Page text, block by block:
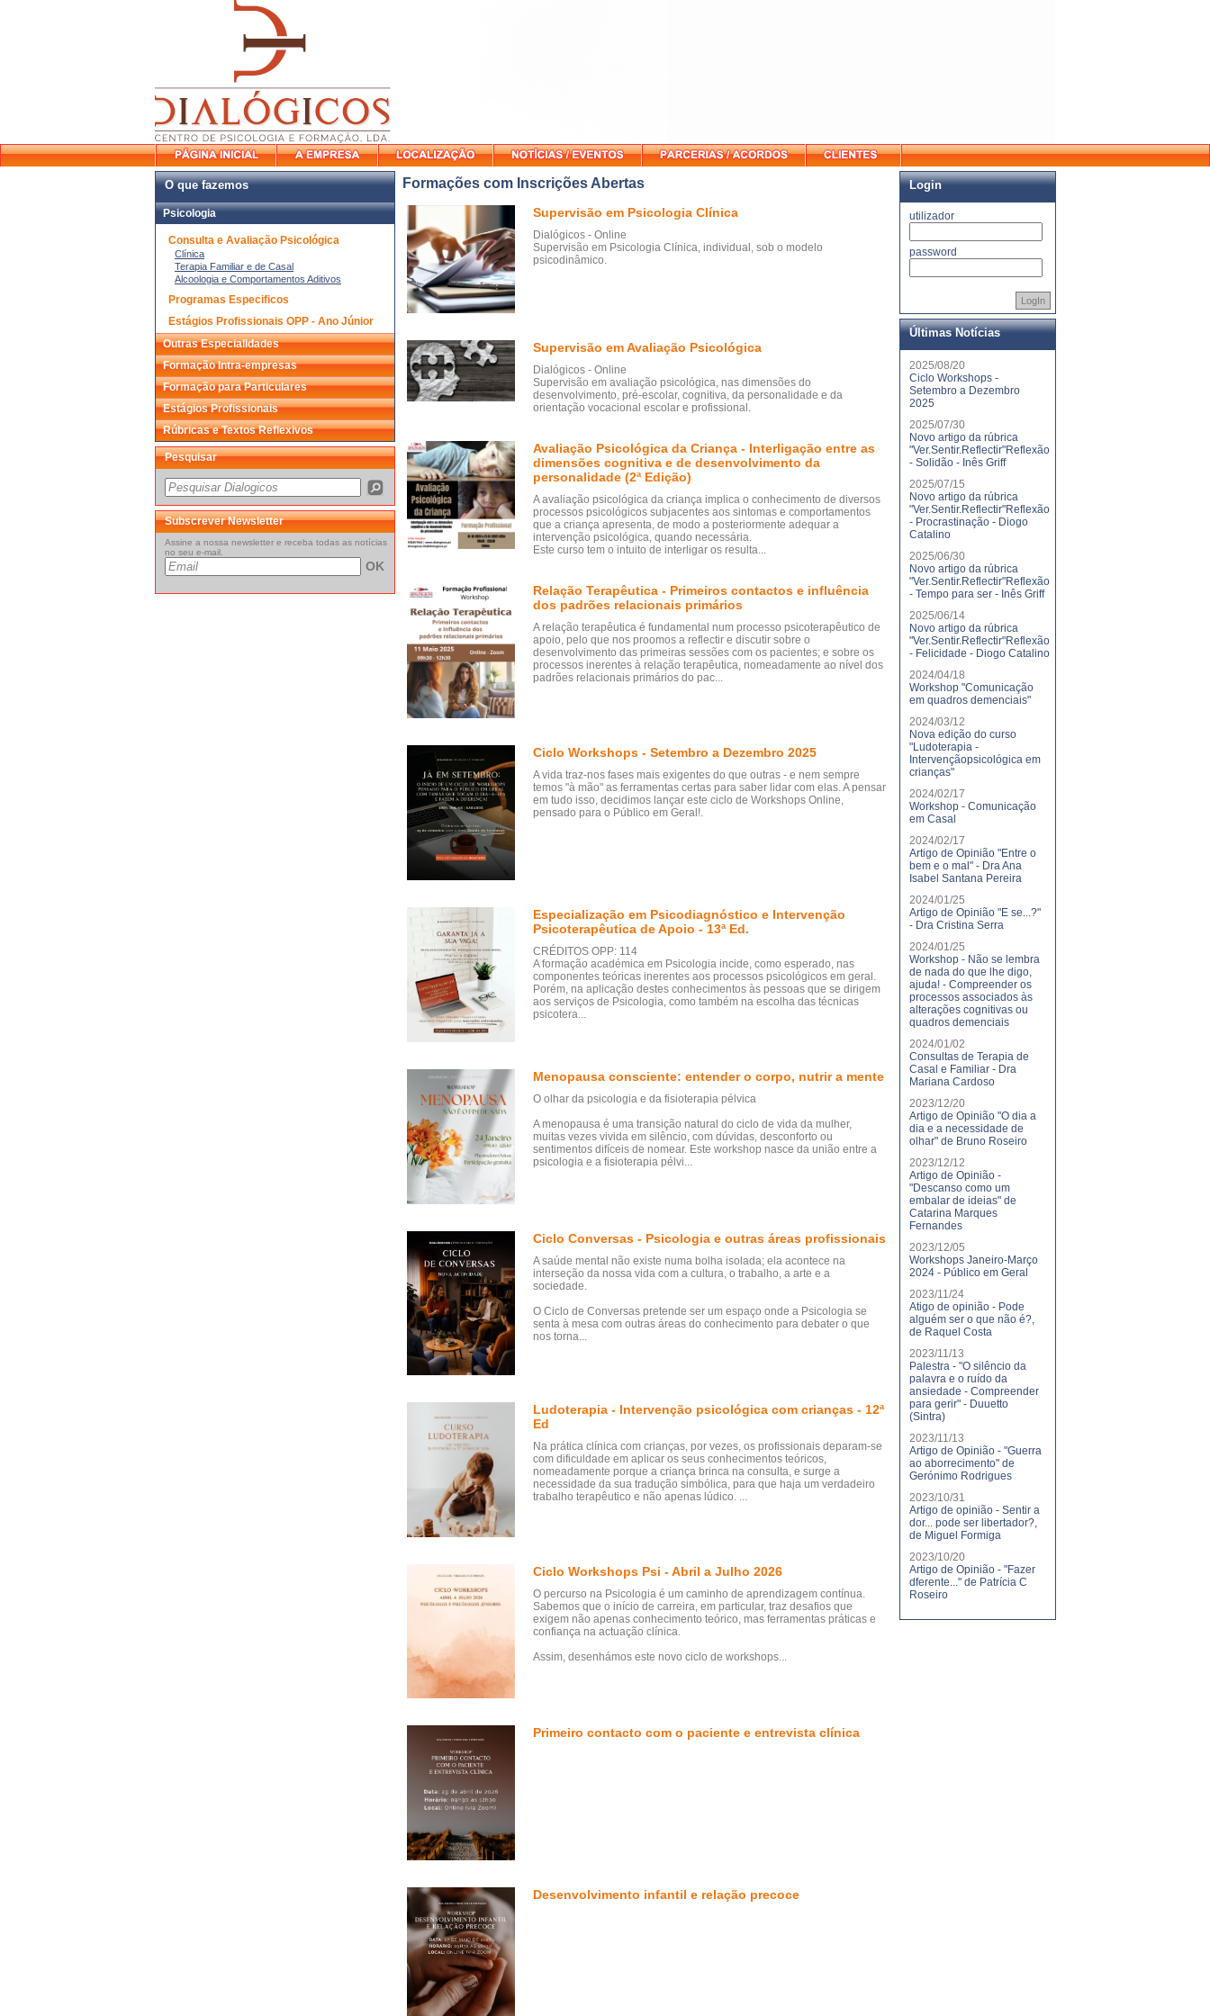
O que fazemos
Psicologia
Consulta e Avaliação Psicológica
Clínica
Terapia Familiar e de Casal
Alcoologia e Comportamentos Aditivos
Programas Especificos
Estágios Profissionais OPP - Ano Júnior
Outras Especialidades
Formação Intra-empresas
Formação para Particulares
Estágios Profissionais
Rúbricas e Textos Reflexivos
Pesquisar
Subscrever Newsletter
Assine a nossa newsletter e receba todas as notícias
no seu e-mail.
OK
Formações com Inscrições Abertas
Supervisão em Psicologia Clínica
Dialógicos - Online
Supervisão em Psicologia Clínica, individual, sob o modelo
psicodinâmico.
Supervisão em Avaliação Psicológica
Dialógicos - Online
Supervisão em avaliação psicológica, nas dimensões do
desenvolvimento, pré-escolar, cognitiva, da personalidade e da
orientação vocacional escolar e profissional.
Avaliação Psicológica da Criança - Interligação entre as
dimensões cognitiva e de desenvolvimento da
personalidade (2ª Edição)
A avaliação psicológica da criança implica o conhecimento de diversos
processos psicológicos subjacentes aos sintomas e comportamentos
que a criança apresenta, de modo a posteriormente adequar a
intervenção psicológica, quando necessária.
Este curso tem o intuito de interligar os resulta...
Relação Terapêutica - Primeiros contactos e influência
dos padrões relacionais primários
A relação terapêutica é fundamental num processo psicoterapêutico de
apoio, pelo que nos proomos a reflectir e discutir sobre o
desenvolvimento das primeiras sessões com os pacientes; e sobre os
processos inerentes à relação terapêutica, nomeadamente ao nível dos
padrões relacionais primários do pac...
Ciclo Workshops - Setembro a Dezembro 2025
A vida traz-nos fases mais exigentes do que outras - e nem sempre
temos "à mão" as ferramentas certas para saber lidar com elas. A pensar
em tudo isso, decidimos lançar este ciclo de Workshops Online,
pensado para o Público em Geral!.
Especialização em Psicodiagnóstico e Intervenção
Psicoterapêutica de Apoio - 13ª Ed.
CRÉDITOS OPP: 114
A formação académica em Psicologia incide, como esperado, nas
componentes teóricas inerentes aos processos psicológicos em geral.
Porém, na aplicação destes conhecimentos às pessoas que se dirigem
aos serviços de Psicologia, como também na escolha das técnicas
psicotera...
Menopausa consciente: entender o corpo, nutrir a mente
O olhar da psicologia e da fisioterapia pélvica
A menopausa é uma transição natural do ciclo de vida da mulher,
muitas vezes vivida em silêncio, com dúvidas, desconforto ou
sentimentos difíceis de nomear. Este workshop nasce da união entre a
psicologia e a fisioterapia pélvi...
Ciclo Conversas - Psicologia e outras áreas profissionais
A saúde mental não existe numa bolha isolada; ela acontece na
interseção da nossa vida com a cultura, o trabalho, a arte e a
sociedade.
O Ciclo de Conversas pretende ser um espaço onde a Psicologia se
senta à mesa com outras áreas do conhecimento para debater o que
nos torna...
Ludoterapia - Intervenção psicológica com crianças - 12ª
Ed
Na prática clínica com crianças, por vezes, os profissionais deparam-se
com dificuldade em aplicar os seus conhecimentos teóricos,
nomeadamente porque a criança brinca na consulta, e surge a
necessidade da sua tradução simbólica, para que haja um verdadeiro
trabalho terapêutico e não apenas lúdico. ...
Ciclo Workshops Psi - Abril a Julho 2026
O percurso na Psicologia é um caminho de aprendizagem contínua.
Sabemos que o início de carreira, em particular, traz desafios que
exigem não apenas conhecimento teórico, mas ferramentas práticas e
confiança na actuação clínica.
Assim, desenhámos este novo ciclo de workshops...
Primeiro contacto com o paciente e entrevista clínica
Desenvolvimento infantil e relação precoce
Login
utilizador
password
LogIn
Últimas Notícias
2025/08/20
Ciclo Workshops -
Setembro a Dezembro
2025
2025/07/30
Novo artigo da rúbrica
"Ver.Sentir.Reflectir"Reflexão
- Solidão - Inês Griff
2025/07/15
Novo artigo da rúbrica
"Ver.Sentir.Reflectir"Reflexão
- Procrastinação - Diogo
Catalino
2025/06/30
Novo artigo da rúbrica
"Ver.Sentir.Reflectir"Reflexão
- Tempo para ser - Inês Griff
2025/06/14
Novo artigo da rúbrica
"Ver.Sentir.Reflectir"Reflexão
- Felicidade - Diogo Catalino
2024/04/18
Workshop "Comunicação
em quadros demenciais"
2024/03/12
Nova edição do curso
"Ludoterapia -
Intervençãopsicológica em
crianças"
2024/02/17
Workshop - Comunicação
em Casal
2024/02/17
Artigo de Opinião "Entre o
bem e o mal" - Dra Ana
Isabel Santana Pereira
2024/01/25
Artigo de Opinião "E se...?"
- Dra Cristina Serra
2024/01/25
Workshop - Não se lembra
de nada do que lhe digo,
ajuda! - Compreender os
processos associados às
alterações cognitivas ou
quadros demenciais
2024/01/02
Consultas de Terapia de
Casal e Familiar - Dra
Mariana Cardoso
2023/12/20
Artigo de Opinião "O dia a
dia e a necessidade de
olhar" de Bruno Roseiro
2023/12/12
Artigo de Opinião -
"Descanso como um
embalar de ideias" de
Catarina Marques
Fernandes
2023/12/05
Workshops Janeiro-Março
2024 - Público em Geral
2023/11/24
Atigo de opinião - Pode
alguém ser o que não é?,
de Raquel Costa
2023/11/13
Palestra - "O silêncio da
palavra e o ruído da
ansiedade - Compreender
para gerir" - Duuetto
(Sintra)
2023/11/13
Artigo de Opinião - "Guerra
ao aborrecimento" de
Gerónimo Rodrigues
2023/10/31
Artigo de opinião - Sentir a
dor... pode ser libertador?,
de Miguel Formiga
2023/10/20
Artigo de Opinião - "Fazer
dferente..." de Patrícia C
Roseiro